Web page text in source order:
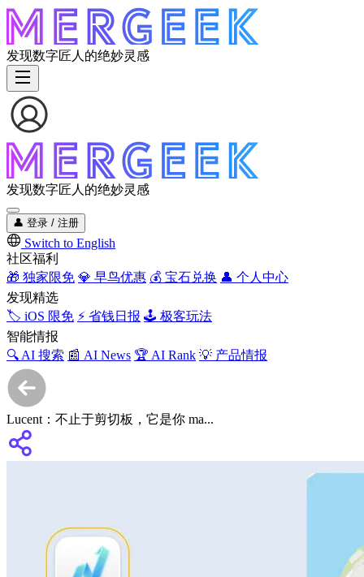
发现数字匠人的绝妙灵感
发现数字匠人的绝妙灵感
👤 登录 / 注册
Switch to English
社区福利
🎁 独家限免 💎 早鸟优惠 💰 宝石兑换 👤 个人中心
发现精选
🏷️ iOS 限免 ⚡ 省钱日报 🕹️ 极客玩法
智能情报
🔍 AI 搜索 📰 AI News 🏆 AI Rank 💡 产品情报
Lucent：不止于剪切板，它是你 ma...